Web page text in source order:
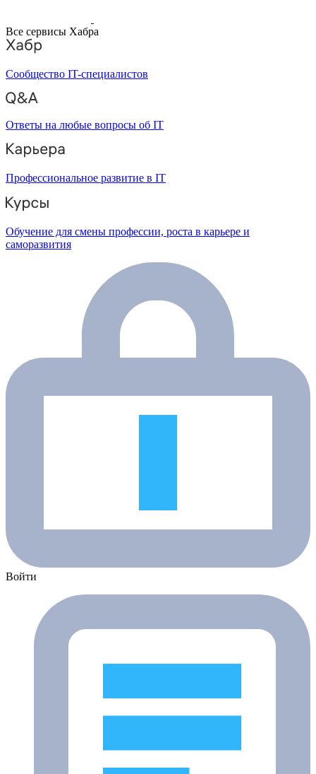
Все сервисы Хабра
Сообщество IT-специалистов
Ответы на любые вопросы об IT
Профессиональное развитие в IT
Обучение для смены профессии, роста в карьере и
саморазвития
Войти